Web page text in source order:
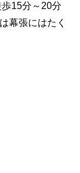
15分～20分
幕張にはたく